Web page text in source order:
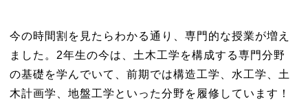
今の時間割を見たらわかる通り、専門的な授業が増え
ました。2年生の今は、土木工学を構成する専門分野
の基礎を学んでいて、前期では構造工学、水工学、土
木計画学、地盤工学といった分野を履修しています！